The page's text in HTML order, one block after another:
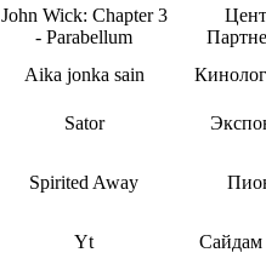
John Wick: Chapter 3
- Parabellum
Aika jonka sain
Sator
Spirited Away
Yt